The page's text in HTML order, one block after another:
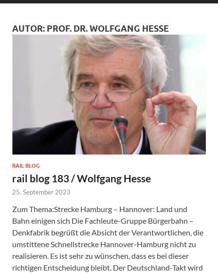
AUTOR: PROF. DR. WOLFGANG HESSE
RAIL BLOG
rail blog 183 / Wolfgang Hesse
25. September 2023
Zum Thema:Strecke Hamburg – Hannover: Land und
Bahn einigen sich Die Fachleute-Gruppe Bürgerbahn –
Denkfabrik begrüßt die Absicht der Verantwortlichen, die
umstittene Schnellstrecke Hannover-Hamburg nicht zu
realisieren. Es ist sehr zu wünschen, dass es bei dieser
richtigen Entscheidung bleibt. Der Deutschland-Takt wird